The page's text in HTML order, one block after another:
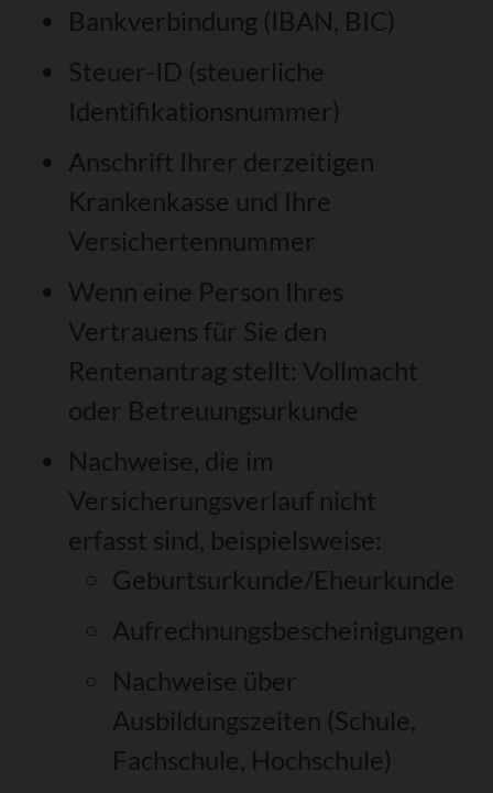
Bankverbindung (IBAN, BIC)
Steuer-ID (steuerliche
Identifikationsnummer)
Anschrift Ihrer derzeitigen
Krankenkasse und Ihre
Versichertennummer
Wenn eine Person Ihres
Vertrauens für Sie den
Rentenantrag stellt: Vollmacht
oder Betreuungsurkunde
Nachweise, die im
Versicherungsverlauf nicht
erfasst sind, beispielsweise:
Geburtsurkunde/Eheurkunde
Aufrechnungsbescheinigungen
Nachweise über
Ausbildungszeiten (Schule,
Fachschule, Hochschule)